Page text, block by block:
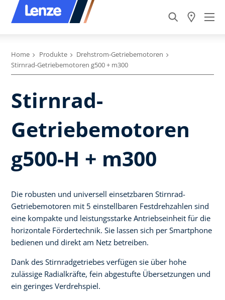
Home Produkte
Drehstrom-Getriebemotoren
Stirnrad-Getriebemotoren g500 + m300
Stirnrad-
Getriebemotoren
g500-H + m300
Die robusten und universell einsetzbaren Stirnrad-
Getriebemotoren mit 5 einstellbaren Festdrehzahlen sind
eine kompakte und leistungsstarke Antriebseinheit für die
horizontale Fördertechnik. Sie lassen sich per Smartphone
bedienen und direkt am Netz betreiben.
Dank des Stirnradgetriebes verfügen sie über hohe
zulässige Radialkräfte, fein abgestufte Übersetzungen und
ein geringes Verdrehspiel.